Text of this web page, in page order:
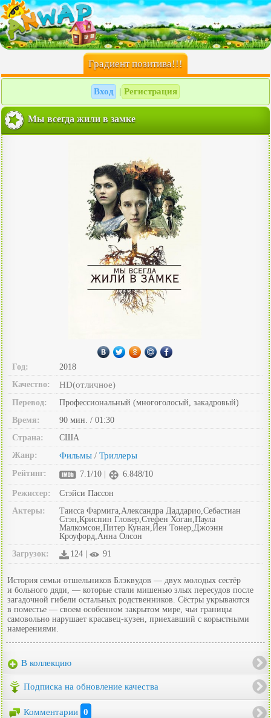
Градиент позитива!!!
Вход Регистрация
Мы всегда жили в замке
Год:
2018
Качество:
HD(отличное)
Перевод:
Профессиональный (многоголосый, закадровый)
Время:
90 мин. / 01:30
Страна:
США
Жанр:
Фильмы / Триллеры
Рейтинг: 7.1/10 | 6.848/10
Режиссер:
Стэйси Пассон
Актеры:
Таисса Фармига,Александра Даддарио,Себастиан
Стэн,Криспин Гловер,Стефен Хоган,Паула
Малкомсон,Питер Кунан,Йен Тонер,Джоэнн
Кроуфорд,Анна Олсон
Загрузок:
124 | 91
История семьи отшельников Блэквудов — двух молодых сестёр
и больного дяди, — которые стали мишенью злых пересудов после
загадочной гибели остальных родственников. Сёстры укрываются
в поместье — своем особенном закрытом мире, чьи границы
самовольно нарушает красавец-кузен, приехавший с корыстными
намерениями.
В коллекцию
Подписка на обновление качества
Комментарии 0